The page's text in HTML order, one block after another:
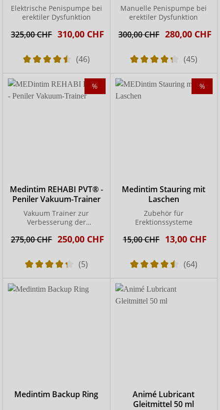
Elektrische Penispumpe bei
erektiler Dysfunktion
325,00 CHF 310,00 CHF
(46)
Manuelle Penispumpe bei
erektiler Dysfunktion
300,00 CHF 280,00 CHF
(45)
%
Medintim REHABI PVT® -
Peniler Vakuum-Trainer
Vakuum Trainer zur
Verbesserung der
275,00 CHF 250,00 CHF
(5)
%
Medintim Stauring mit
Laschen
Zubehör für
Erektionssysteme
15,00 CHF 13,00 CHF
(64)
Medintim Backup Ring
Animé Lubricant
Gleitmittel 50 ml